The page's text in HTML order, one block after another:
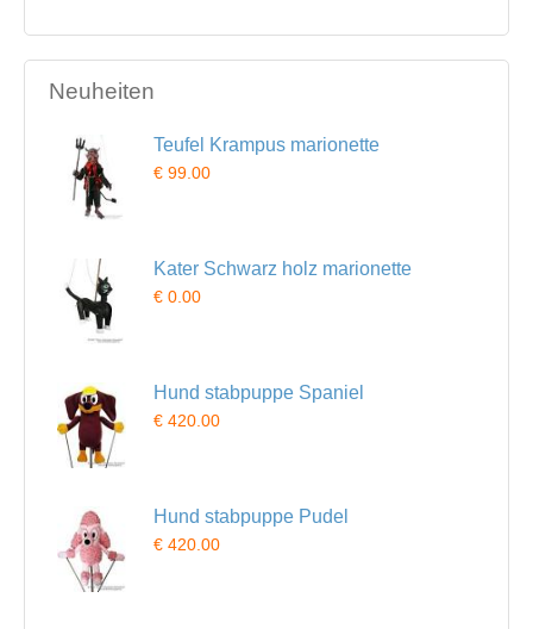
Neuheiten
Teufel Krampus marionette
€ 99.00
Kater Schwarz holz marionette
€ 0.00
Hund stabpuppe Spaniel
€ 420.00
Hund stabpuppe Pudel
€ 420.00